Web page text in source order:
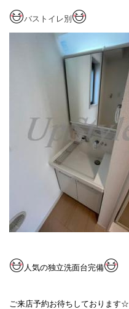
バストイレ別
人気の独立洗面台完備
ご来店予約お待ちしております☆